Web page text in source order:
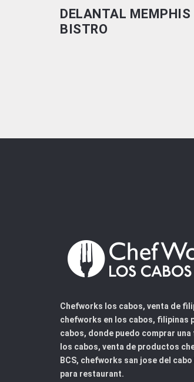
DELANTAL MEMPHIS
BISTRO
Chefworks los cabos, venta de
chefworks en los cabos, filipinas
cabos, donde puedo comprar
los cabos, venta de productos
BCS, chefworks san jose del
para restaurant.